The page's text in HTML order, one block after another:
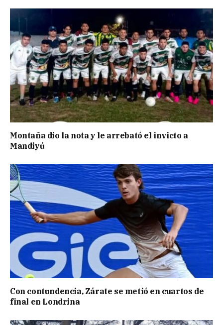
Montaña dio la nota y le arrebató el invicto a
Mandiyú
Con contundencia, Zárate se metió en cuartos de
final en Londrina